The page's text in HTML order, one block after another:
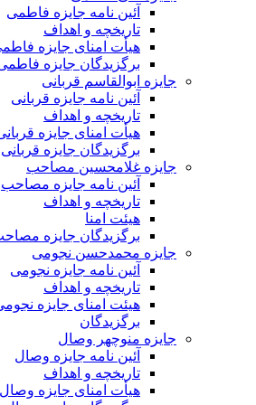
آئین نامه جایزه فاطمی
تاریخچه و اهداف
هیأت امنای جایزه
برگزیدگان جایزه
جایزه ابوالقاسم قربانی
آئین نامه جایزه قربانی
تاریخچه و اهداف
هیأت امنای جایزه
برگزیدگان جایزه قربانی
جایزه غلامحسین مصاحب
آئین نامه جایزه مصاحب
تاریخچه و اهداف
هیئت امنا
برگزیدگان جایزه
جایزه محمدحسن نجومی
آئین نامه جایزه نجومی
تاریخچه و اهداف
هیئت امنای جایزه
برگزیدگان
جایزه منوچهر وصال
آئین نامه جایزه وصال
تاریخچه و اهداف
هیأت امنای جایزه وصال